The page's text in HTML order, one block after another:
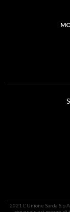
2021 L'Unione Sarda